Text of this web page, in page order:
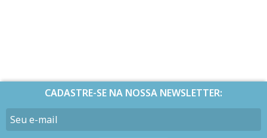
CADASTRE-SE NA NOSSA NEWSLETTER: